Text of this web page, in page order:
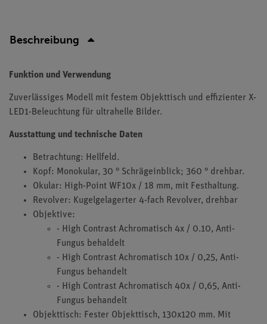
Beschreibung
Funktion und Verwendung
Zuverlässiges Modell mit festem Objekttisch und effizienter X-
LED1-Beleuchtung für ultrahelle Bilder.
Ausstattung und technische Daten
Betrachtung: Hellfeld.
Kopf: Monokular, 30 ° Schrägeinblick; 360 ° drehbar.
Okular: High-Point WF10x / 18 mm, mit Festhaltung.
Revolver: Kugelgelagerter 4-fach Revolver, drehbar
Objektive:
- High Contrast Achromatisch 4x / 0.10, Anti-
Fungus behaldelt
- High Contrast Achromatisch 10x / 0,25, Anti-
Fungus behandelt
- High Contrast Achromatisch 40x / 0,65, Anti-
Fungus behandelt
Objekttisch: Fester Objekttisch, 130x120 mm. Mit